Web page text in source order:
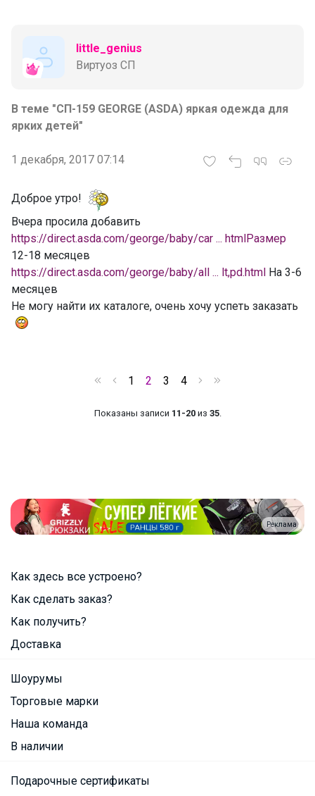
little_genius
Виртуоз СП
В теме "СП-159 GEORGE (ASDA) яркая одежда для
ярких детей"
1 декабря, 2017 07:14
Доброе утро!
Вчера просила добавить
https://direct.asda.com/george/baby/car ... htmlРазмер
12-18 месяцев
https://direct.asda.com/george/baby/all ... lt,pd.html На 3-6
месяцев
Не могу найти их каталоге, очень хочу успеть заказать
1 2 3 4
Показаны записи 11-20из 35.
Реклама
Как здесь все устроено?
Как сделать заказ?
Как получить?
Доставка
Шоурумы
Торговые марки
Наша команда
В наличии
Подарочные сертификаты